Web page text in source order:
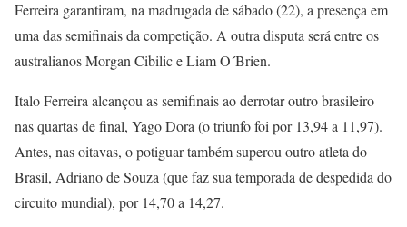
Ferreira garantiram, na madrugada de sábado (22), a presença em
uma das semifinais da competição. A outra disputa será entre os
australianos Morgan Cibilic e Liam O´Brien.
Italo Ferreira alcançou as semifinais ao derrotar outro brasileiro
nas quartas de final, Yago Dora (o triunfo foi por 13,94 a 11,97).
Antes, nas oitavas, o potiguar também superou outro atleta do
Brasil, Adriano de Souza (que faz sua temporada de despedida do
circuito mundial), por 14,70 a 14,27.